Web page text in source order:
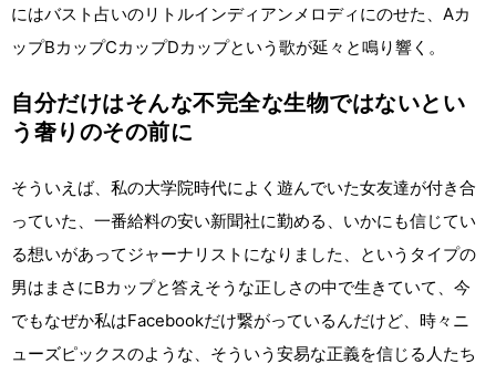
にはバスト占いのリトルインディアンメロディにのせた、Aカ
ップBカップCカップDカップという歌が延々と鳴り響く。
自分だけはそんな不完全な生物ではないとい
う奢りのその前に
そういえば、私の大学院時代によく遊んでいた女友達が付き合
っていた、一番給料の安い新聞社に勤める、いかにも信じてい
る想いがあってジャーナリストになりました、というタイプの
男はまさにBカップと答えそうな正しさの中で生きていて、今
でもなぜか私はFacebookだけ繋がっているんだけど、時々ニ
ューズピックスのような、そういう安易な正義を信じる人たち